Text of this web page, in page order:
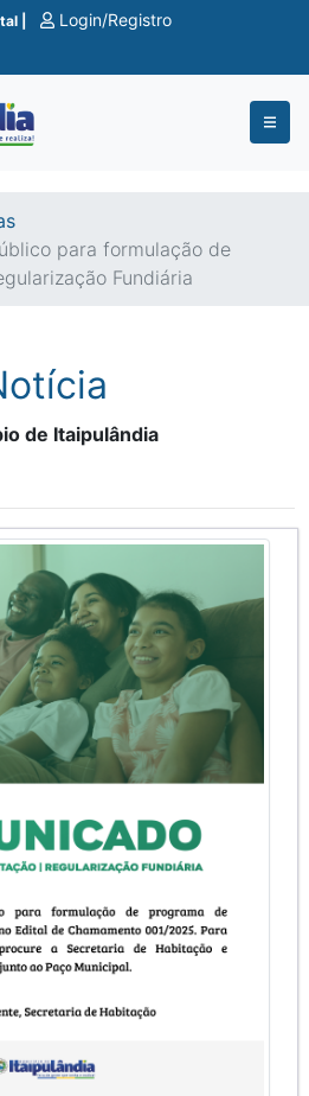
| Login/Registro
para formulação de
Fundiária
de Itaipulândia